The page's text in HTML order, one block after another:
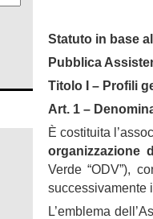
Statuto in base
Pubblica
Titolo I – Profili
Art. 1 –
È costituita
organizzazione
Verde “ODV”),
successivamente
L’emblema